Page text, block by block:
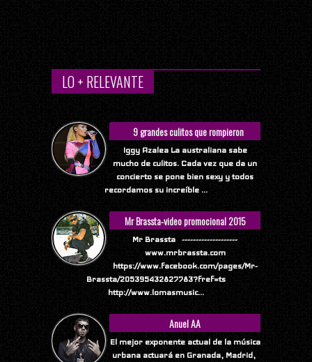
LO + RELEVANTE
9 grandes culitos que rompieron
Internet
Iggy Azalea La australiana sabe
mucho de culitos. Cada vez que da un
concierto se pone bien sexy y todos
recordamos su increíble ...
Mr Brassta-video promocional 2015
Mr Brassta --------------------
www.mrbrassta.com
https://www.facebook.com/pages/Mr-
Brassta/205395432827783?fref=ts
http://www.lomasmusic...
Anuel AA
El mejor exponente actual de la música
urbana actuará en Granada, Madrid,